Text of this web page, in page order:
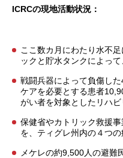
ICRCの現地活動状況：
ここ数カ月にわたり水不
ックと貯水タンクによっ
戦闘兵器によって負傷し
ケアを必要とする患者
がい者を対象としたリハビ
保健省やカトリック救援
を、ティグレ州内の４つの
メケレの約9,500人の避難